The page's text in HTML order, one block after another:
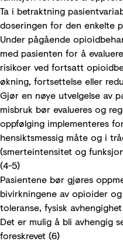
Ta i betraktning
doseringen for den enkelte
Under pågående
med pasienten for å
risikoer ved fortsatt
økning, fortsettelse eller
Gjør en nøye utvelgelse av
misbruk bør evalueres og
oppfølging implementeres
hensiktsmessig måte og i
(smerteintensitet og
(4-5)
Pasientene bør gjøres
bivirkningene av opioider
toleranse, fysisk
Det er mulig å bli avhengig
foreskrevet (6)